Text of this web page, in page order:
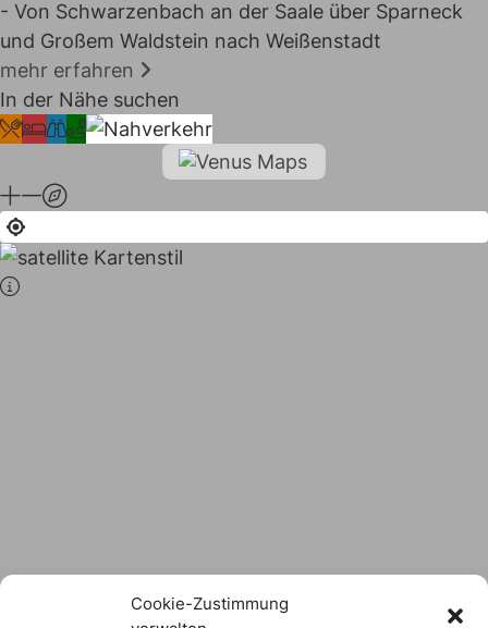
Cookie-Zustimmung
- Von Schwarzenbach an der Saale über Sparneck
und Großem Waldstein nach Weißenstadt
mehr erfahren
In der Nähe suchenI LIKE
Logo Download